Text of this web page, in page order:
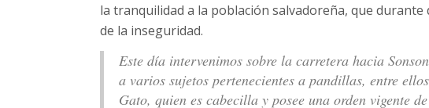
la tranquilidad a la población salvadoreña, que durante
de la inseguridad.
Este día intervenimos sobre la carretera hacia
a varios sujetos pertenecientes a pandillas, entre
Gato, quien es cabecilla y posee una orden vigente